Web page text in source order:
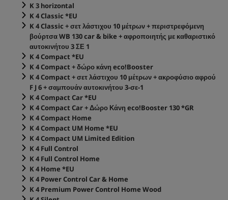
K 3 horizontal
K 4 Classic *EU
K 4 Classic + σετ λάστιχου 10 μέτρων + περιστρεφόμενη
βούρτσα WB 130 car & bike + αφροποιητής με καθαριστικό
αυτοκινήτου 3 ΣΕ 1
K 4 Compact *EU
K 4 Compact + δώρο κάνη eco!Booster
K 4 Compact + σετ λάστιχου 10 μέτρων + ακροφύσιο αφρού
F J 6 + σαμπουάν αυτοκινήτου 3-σε-1
K 4 Compact Car *EU
K 4 Compact Car + Δώρο Κάνη eco!Booster 130 *GR
K 4 Compact Home
K 4 Compact UM Home *EU
K 4 Compact UM Limited Edition
K 4 Full Control
K 4 Full Control Home
K 4 Home *EU
K 4 Power Control Car & Home
K 4 Premium Power Control Home Wood